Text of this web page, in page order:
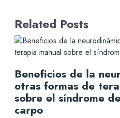
Related Posts
Beneficios de la
otras formas de
sobre el síndrome
carpo